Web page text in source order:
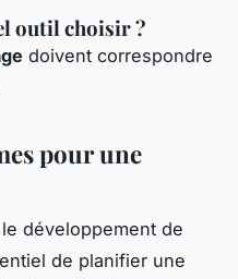
outil choisir ?
doivent correspondre
pour une
développement de
de planifier une